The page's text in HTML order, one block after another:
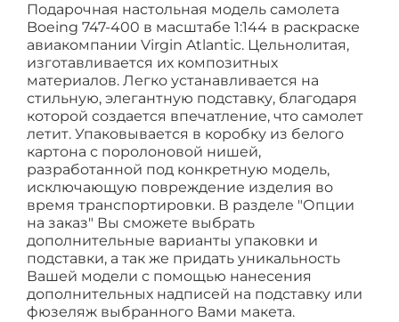
Подарочная настольная модель самолета
Boeing 747-400 в масштабе 1:144 в раскраске
авиакомпании Virgin Atlantic. Цельнолитая,
изготавливается их композитных
материалов. Легко устанавливается на
стильную, элегантную подставку, благодаря
которой создается впечатление, что самолет
летит. Упаковывается в коробку из белого
картона с поролоновой нишей,
разработанной под конкретную модель,
исключающую повреждение изделия во
время транспортировки. В разделе "Опции
на заказ" Вы сможете выбрать
дополнительные варианты упаковки и
подставки, а так же придать уникальность
Вашей модели с помощью нанесения
дополнительных надписей на подставку или
фюзеляж выбранного Вами макета.